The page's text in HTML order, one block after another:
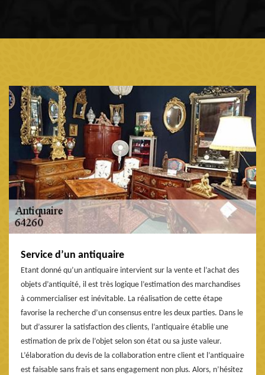
Service d’un antiquaire
Etant donné qu’un antiquaire intervient sur la vente et l’achat des
objets d’antiquité, il est très logique l’estimation des marchandises
à commercialiser est inévitable. La réalisation de cette étape
favorise la recherche d’un consensus entre les deux parties. Dans le
but d’assurer la satisfaction des clients, l’antiquaire établie une
estimation de prix de l’objet selon son état ou sa juste valeur.
L’élaboration du devis de la collaboration entre client et l’antiquaire
est faisable sans frais et sans engagement non plus. Alors, n’hésitez